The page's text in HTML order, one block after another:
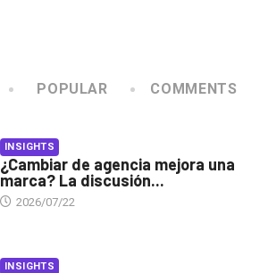
POPULAR COMMENTS
INSIGHTS
¿Cambiar de agencia mejora una
marca? La discusión...
2026/07/22
INSIGHTS